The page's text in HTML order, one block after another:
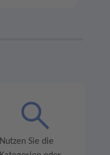
Nutzen Sie die